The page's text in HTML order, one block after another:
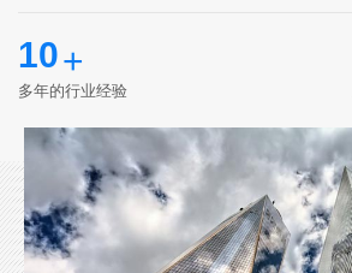
10+
多年的行业经验